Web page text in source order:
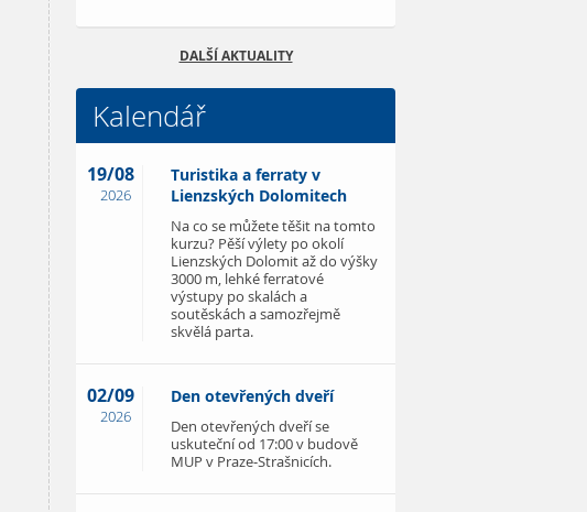
DALŠÍ AKTUALITY
Kalendář
19/08
2026
Turistika a ferraty v
Lienzských Dolomitech
Na co se můžete těšit na tomto
kurzu? Pěší výlety po okolí
Lienzských Dolomit až do výšky
3000 m, lehké ferratové
výstupy po skalách a
soutěskách a samozřejmě
skvělá parta.
02/09
2026
Den otevřených dveří
Den otevřených dveří se
uskuteční od 17:00 v budově
MUP v Praze-Strašnicích.